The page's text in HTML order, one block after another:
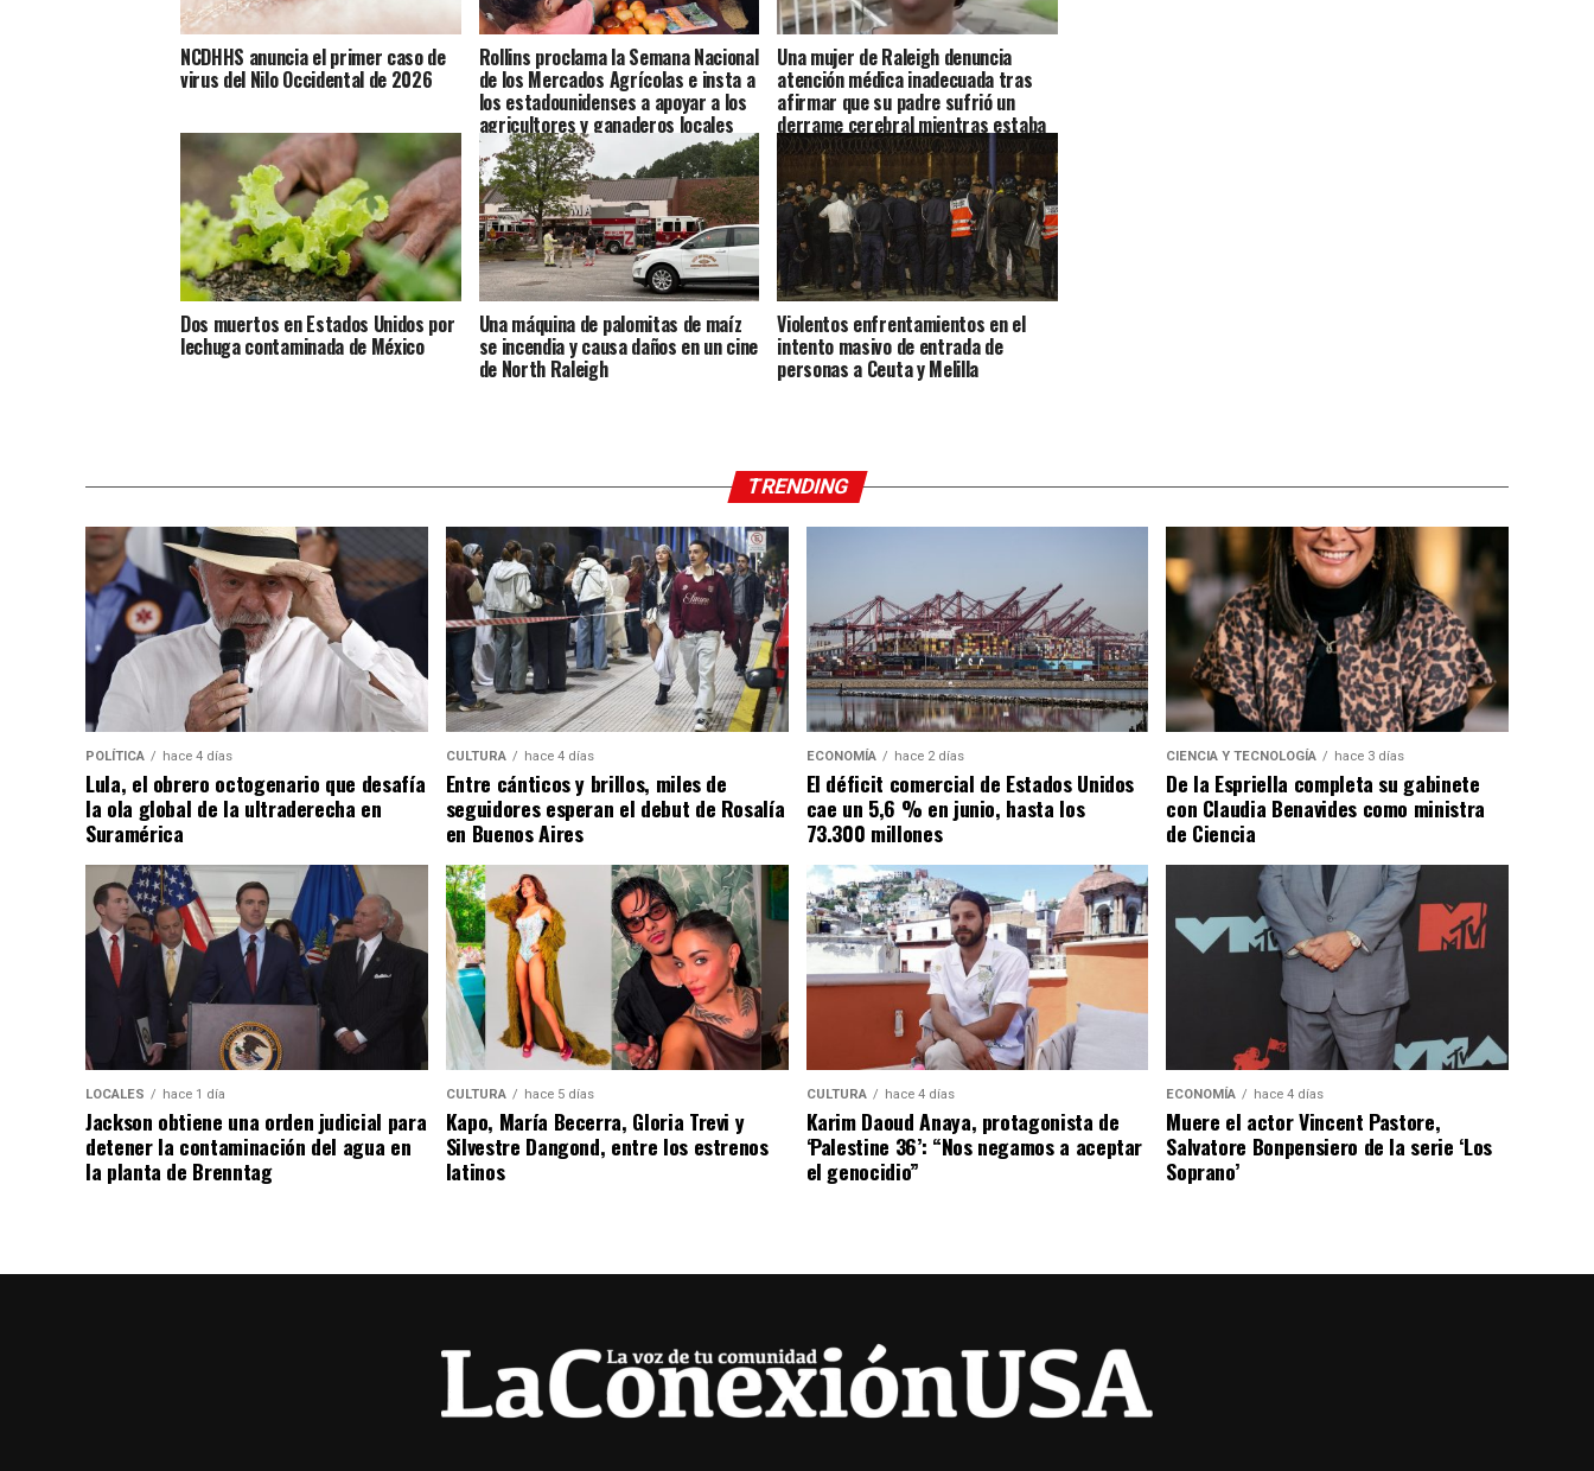
NCDHHS anuncia el primer caso de
virus del Nilo Occidental de 2026
Rollins proclama la Semana Nacional
de los Mercados Agrícolas e insta a
los estadounidenses a apoyar a los
agricultores y ganaderos locales
Una mujer de Raleigh denuncia
atención médica inadecuada tras
afirmar que su padre sufrió un
derrame cerebral mientras estaba
bajo custodia del ICE
Dos muertos en Estados Unidos por
lechuga contaminada de México
Una máquina de palomitas de maíz
se incendia y causa daños en un cine
de North Raleigh
Violentos enfrentamientos en el
intento masivo de entrada de
personas a Ceuta y Melilla
TRENDING
POLÍTICA hace 4 días
Lula, el obrero octogenario que desafía
la ola global de la ultraderecha en
Suramérica
CULTURA hace 4 días
Entre cánticos y brillos, miles de
seguidores esperan el debut de Rosalía
en Buenos Aires
ECONOMÍA hace 2 días
El déficit comercial de Estados Unidos
cae un 5,6 % en junio, hasta los
73.300 millones
CIENCIA Y TECNOLOGÍA hace 3 días
De la Espriella completa su gabinete
con Claudia Benavides como ministra
de Ciencia
LOCALES hace 1 día
Jackson obtiene una orden judicial para
detener la contaminación del agua en
la planta de Brenntag
CULTURA hace 5 días
Kapo, María Becerra, Gloria Trevi y
Silvestre Dangond, entre los estrenos
latinos
CULTURA hace 4 días
Karim Daoud Anaya, protagonista de
‘Palestine 36’: “Nos negamos a aceptar
el genocidio”
ECONOMÍA hace 4 días
Muere el actor Vincent Pastore,
Salvatore Bonpensiero de la serie ‘Los
Soprano’